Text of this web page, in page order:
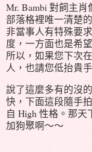
Mr. Bambi 對飼主
部落格裡唯一清楚
非當事人有特殊要
度，一方面也是希
所以，如果您下次
人，也請您低抬貴
說了這麼多有的沒
快，下面這段隨手
自 High 性格。那
加狗聚啊～～